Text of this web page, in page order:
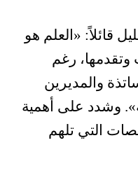
قائلاً: «العلم هو
وتقدمها، رغم
والمديرين
وشدد على أهمية
التي تلهم